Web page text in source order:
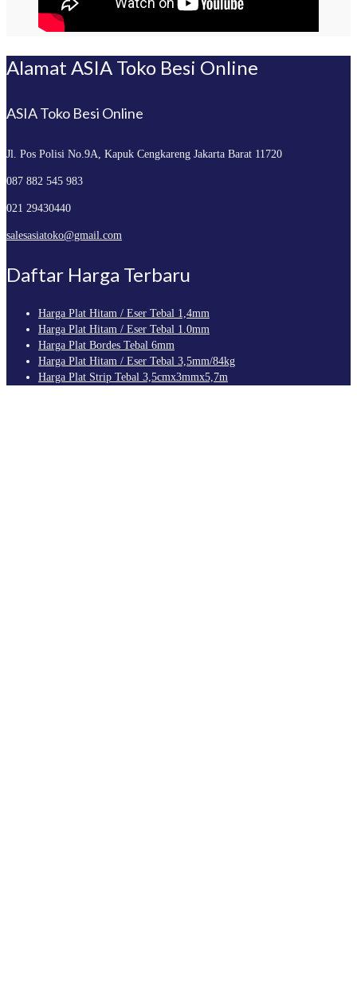
Alamat ASIA Toko Besi Online
ASIA Toko Besi Online
Jl. Pos Polisi No.9A, Kapuk Cengkareng Jakarta Barat 11720
087 882 545 983
021 29430440
salesasiatoko@gmail.com
Daftar Harga Terbaru
Harga Plat Hitam / Eser Tebal 1,4mm
Harga Plat Hitam / Eser Tebal 1.0mm
Harga Plat Bordes Tebal 6mm
Harga Plat Hitam / Eser Tebal 3,5mm/84kg
Harga Plat Strip Tebal 3,5cmx3mmx5,7m